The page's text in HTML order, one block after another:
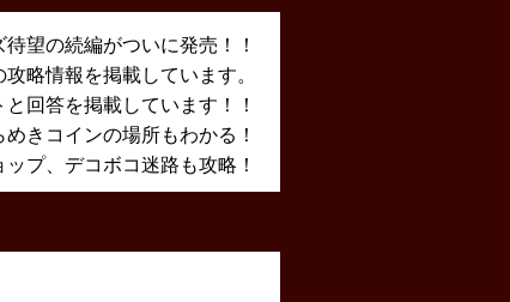
望の続編がついに発売！！
略情報を掲載しています。
回答を掲載しています！！
きコインの場所もわかる！
プ、デコボコ迷路も攻略！